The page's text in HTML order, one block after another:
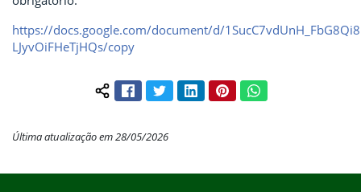
https://docs.google.com/document/d/
LJyvOiFHeTjHQs/copy
Compartilhar conteúdo:
FacebookTwitterLinkedInPinterestWhatsApp
Última atualização em 28/05/2026